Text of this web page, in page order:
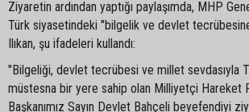
Ziyaretin ardından yaptığı paylaşımda, MHP
Türk siyasetindeki "bilgelik ve devlet
Ilıkan, şu ifadeleri kullandı:
"Bilgeliği, devlet tecrübesi ve millet sevdasıyla
müstesna bir yere sahip olan Milliyetçi Hareket
Başkanımız Sayın Devlet Bahçeli beyefendiyi